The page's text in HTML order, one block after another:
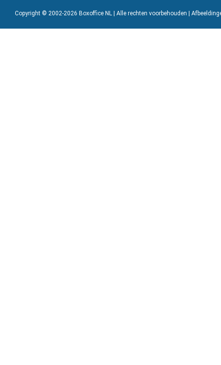
Copyright © 2002-2026 Boxoffice NL | Alle rechten voorbehouden |